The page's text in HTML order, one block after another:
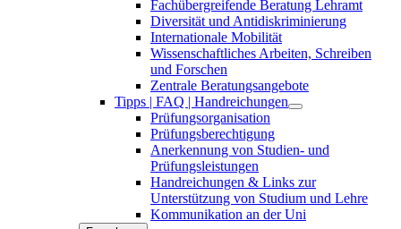
Fachübergreifende Beratung Lehramt
Diversität und Antidiskriminierung
Internationale Mobilität
Wissenschaftliches Arbeiten, Schreiben
und Forschen
Zentrale Beratungsangebote
Tipps | FAQ | Handreichungen
Prüfungsorganisation
Prüfungsberechtigung
Anerkennung von Studien- und
Prüfungsleistungen
Handreichungen & Links zur
Unterstützung von Studium und Lehre
Kommunikation an der Uni